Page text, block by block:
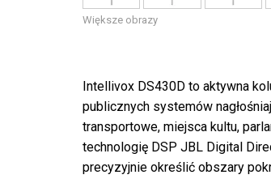
Większe obrazy
Intellivox DS430D to aktywna
publicznych systemów
transportowe, miejsca kultu,
technologię DSP JBL Digital
precyzyjnie określić obszary